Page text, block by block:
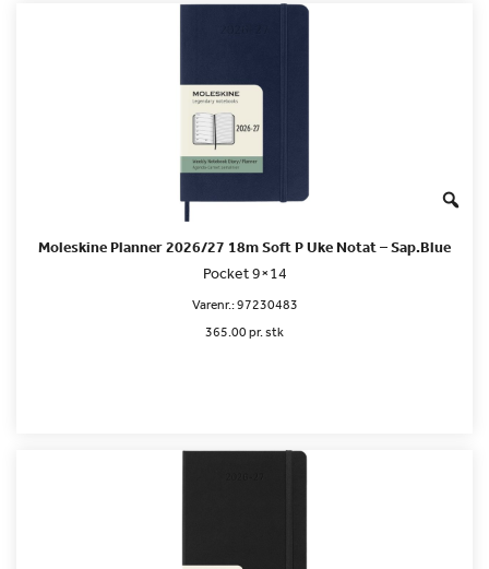
Moleskine Planner 2026/27 18m Soft P Uke Notat – Sap.Blue
Pocket 9×14
Varenr.:97230483
365.00 pr. stk